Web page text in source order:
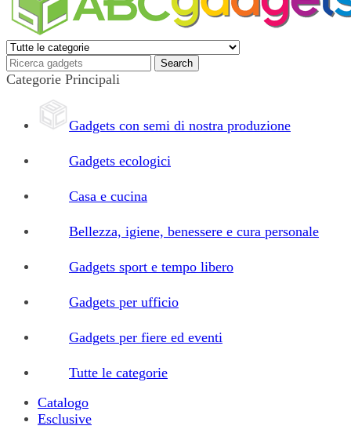
Categorie Principali
Gadgets con semi di nostra produzione
Gadgets ecologici
Casa e cucina
Bellezza, igiene, benessere e cura personale
Gadgets sport e tempo libero
Gadgets per ufficio
Gadgets per fiere ed eventi
Tutte le categorie
Catalogo
Esclusive